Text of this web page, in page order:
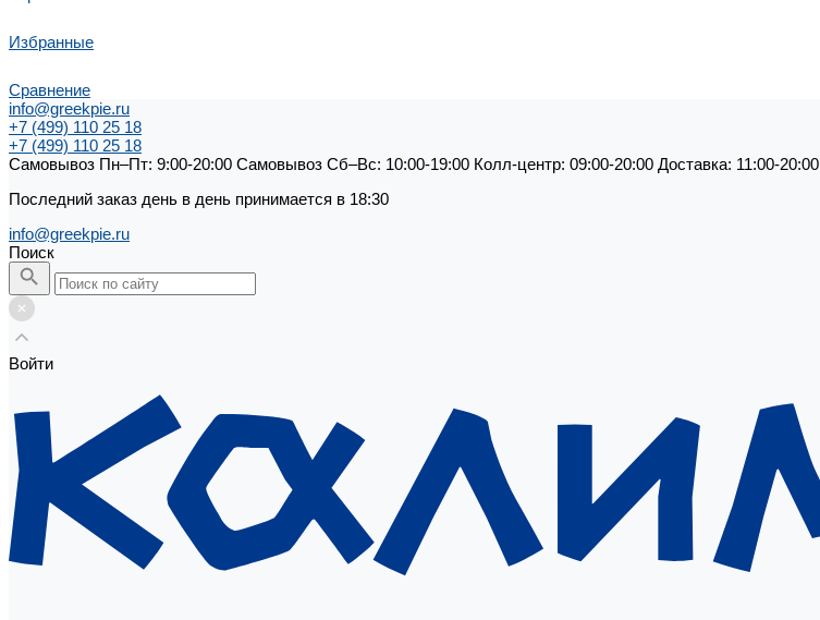
Избранные
Сравнение
info@greekpie.ru
+7 (499) 110 25 18
+7 (499) 110 25 18
Самовывоз Пн–Пт: 9:00-20:00 Самовывоз Сб–Вс: 10:00-19:00 Колл-центр: 09:00-20:00 Доставка: 11:00-20:00
Последний заказ день в день принимается в 18:30
info@greekpie.ru
Поиск
Войти